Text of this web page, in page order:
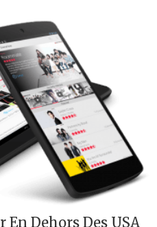
En Dehors Des USA